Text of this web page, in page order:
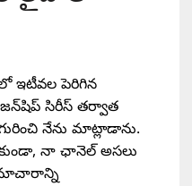
పెరిగిన
సిరీస్ తర్వాత
నేను మాట్లాడాను.
నా ఛానెల్ అసలు